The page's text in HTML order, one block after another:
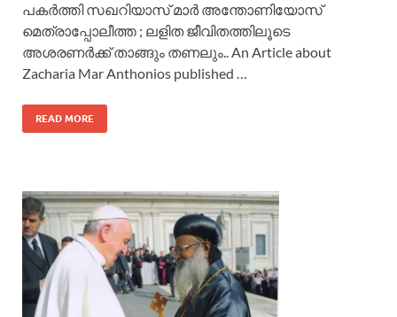
പകര്‍ത്തി സഖറിയാസ് മാര്‍ അന്തോണിയോസ്
മെത്രാപ്പോലീത്ത ; ലളിത ജീവിതത്തിലൂടെ
അശരണര്‍ക്ക് താങ്ങും തണലും.. An Article about
Zacharia Mar Anthonios published …
READ MORE